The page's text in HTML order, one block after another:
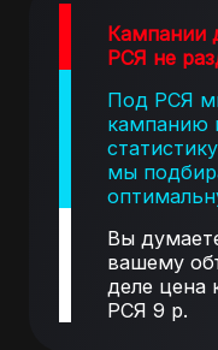
Кампании
РСЯ не
Под РСЯ
кампанию
мы
Вы
вашему
деле цена
РСЯ 9 р.